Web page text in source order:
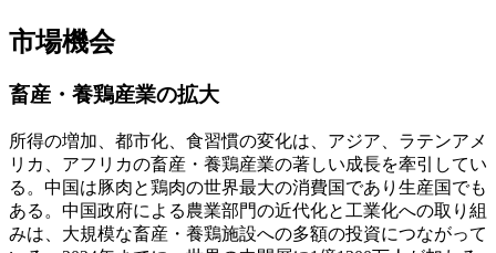
市場機会
畜産・養鶏産業の拡大
所得の増加、都市化、食習慣の変化は、アジア、ラテンアメ
リカ、アフリカの畜産・養鶏産業の著しい成長を牽引してい
る。中国は豚肉と鶏肉の世界最大の消費国であり生産国でも
ある。中国政府による農業部門の近代化と工業化への取り組
みは、大規模な畜産・養鶏施設への多額の投資につながって